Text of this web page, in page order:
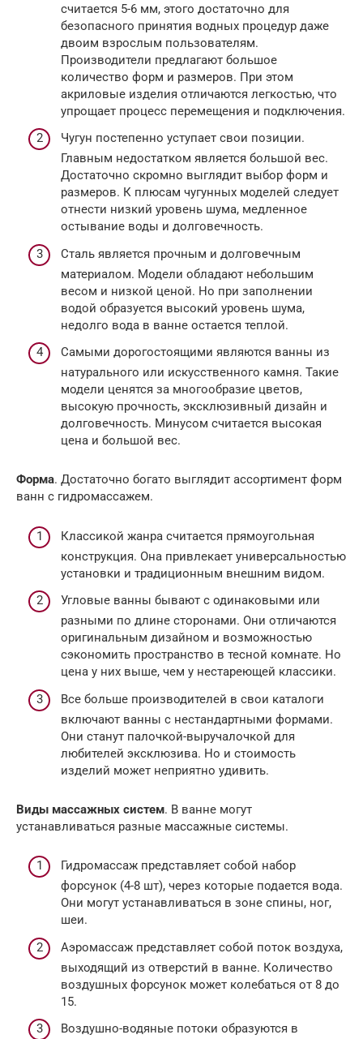
считается 5-6 мм, этого достаточно для
безопасного принятия водных процедур даже
двоим взрослым пользователям.
Производители предлагают большое
количество форм и размеров. При этом
акриловые изделия отличаются легкостью, что
упрощает процесс перемещения и подключения.
Чугун постепенно уступает свои позиции.
Главным недостатком является большой вес.
Достаточно скромно выглядит выбор форм и
размеров. К плюсам чугунных моделей следует
отнести низкий уровень шума, медленное
остывание воды и долговечность.
Сталь является прочным и долговечным
материалом. Модели обладают небольшим
весом и низкой ценой. Но при заполнении
водой образуется высокий уровень шума,
недолго вода в ванне остается теплой.
Самыми дорогостоящими являются ванны из
натурального или искусственного камня. Такие
модели ценятся за многообразие цветов,
высокую прочность, эксклюзивный дизайн и
долговечность. Минусом считается высокая
цена и большой вес.
Форма. Достаточно богато выглядит ассортимент форм
ванн с гидромассажем.
Классикой жанра считается прямоугольная
конструкция. Она привлекает универсальностью
установки и традиционным внешним видом.
Угловые ванны бывают с одинаковыми или
разными по длине сторонами. Они отличаются
оригинальным дизайном и возможностью
сэкономить пространство в тесной комнате. Но
цена у них выше, чем у нестареющей классики.
Все больше производителей в свои каталоги
включают ванны с нестандартными формами.
Они станут палочкой-выручалочкой для
любителей эксклюзива. Но и стоимость
изделий может неприятно удивить.
Виды массажных систем. В ванне могут
устанавливаться разные массажные системы.
Гидромассаж представляет собой набор
форсунок (4-8 шт), через которые подается вода.
Они могут устанавливаться в зоне спины, ног,
шеи.
Аэромассаж представляет собой поток воздуха,
выходящий из отверстий в ванне. Количество
воздушных форсунок может колебаться от 8 до
15.
Воздушно-водяные потоки образуются в